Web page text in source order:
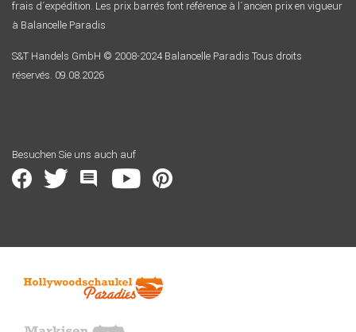
frais d´expédition. Les prix barrés font référence à l´ancien prix en vigueur
à Balancelle Paradis
S&T Handels GmbH © 2008-2024 Balancelle Paradis Tous droits
réservés. 09.08.2026
Besuchen Sie uns auch auf